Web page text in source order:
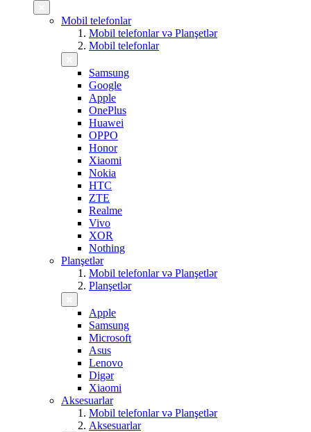
Mobil telefonlar
Mobil telefonlar və Planşetlər
Mobil telefonlar
Samsung
Google
Apple
OnePlus
Huawei
OPPO
Honor
Xiaomi
Nokia
HTC
ZTE
Realme
Vivo
XOR
Nothing
Planşetlər
Mobil telefonlar və Planşetlər
Planşetlər
Apple
Samsung
Microsoft
Asus
Lenovo
Digər
Xiaomi
Aksesuarlar
Mobil telefonlar və Planşetlər
Aksesuarlar